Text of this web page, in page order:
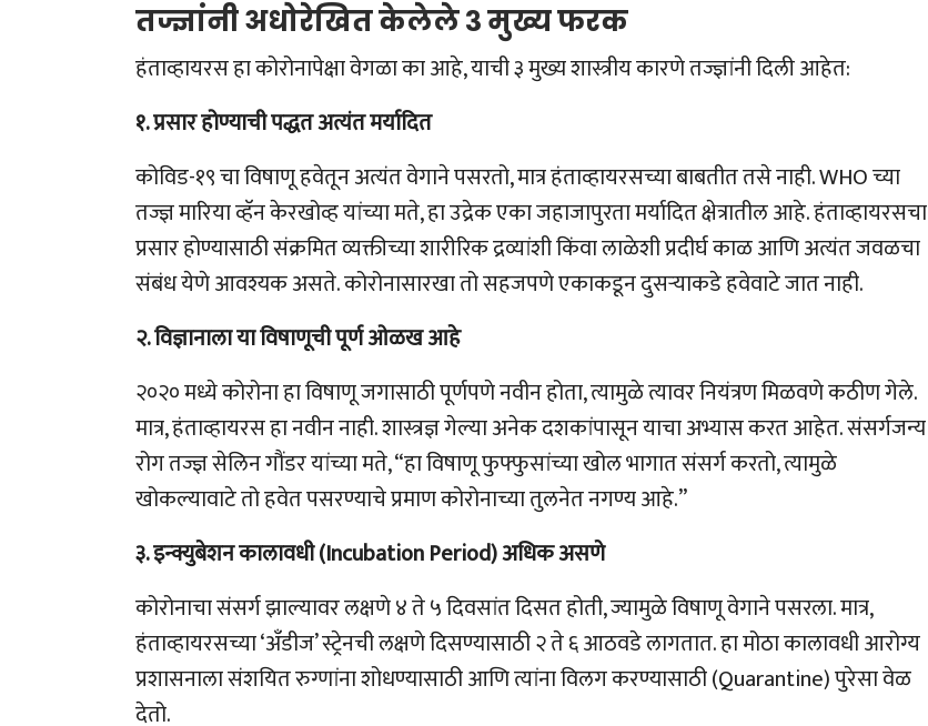
तज्ज्ञांनी अधोरेखित केलेले ३ मुख्य फरक
हंताव्हायरस हा कोरोनापेक्षा वेगळा का आहे, याची ३ मुख्य शास्त्रीय कारणे तज्ज्ञांनी दिली आहेत:
१. प्रसार होण्याची पद्धत अत्यंत मर्यादित
कोविड-१९ चा विषाणू हवेतून अत्यंत वेगाने पसरतो, मात्र हंताव्हायरसच्या बाबतीत तसे नाही. WHO च्या
तज्ज्ञ मारिया व्हॅन केरखोव्ह यांच्या मते, हा उद्रेक एका जहाजापुरता मर्यादित क्षेत्रातील आहे. हंताव्हायरसचा
प्रसार होण्यासाठी संक्रमित व्यक्तीच्या शारीरिक द्रव्यांशी किंवा लाळेशी प्रदीर्घ काळ आणि अत्यंत जवळचा
संबंध येणे आवश्यक असते. कोरोनासारखा तो सहजपणे एकाकडून दुसऱ्याकडे हवेवाटे जात नाही.
२. विज्ञानाला या विषाणूची पूर्ण ओळख आहे
२०२० मध्ये कोरोना हा विषाणू जगासाठी पूर्णपणे नवीन होता, त्यामुळे त्यावर नियंत्रण मिळवणे कठीण गेले.
मात्र, हंताव्हायरस हा नवीन नाही. शास्त्रज्ञ गेल्या अनेक दशकांपासून याचा अभ्यास करत आहेत. संसर्गजन्य
रोग तज्ज्ञ सेलिन गौंडर यांच्या मते, “हा विषाणू फुफ्फुसांच्या खोल भागात संसर्ग करतो, त्यामुळे
खोकल्यावाटे तो हवेत पसरण्याचे प्रमाण कोरोनाच्या तुलनेत नगण्य आहे.”
३. इन्क्युबेशन कालावधी (Incubation Period) अधिक असणे
कोरोनाचा संसर्ग झाल्यावर लक्षणे ४ ते ५ दिवसांत दिसत होती, ज्यामुळे विषाणू वेगाने पसरला. मात्र,
हंताव्हायरसच्या ‘अँडीज’ स्ट्रेनची लक्षणे दिसण्यासाठी २ ते ६ आठवडे लागतात. हा मोठा कालावधी आरोग्य
प्रशासनाला संशयित रुग्णांना शोधण्यासाठी आणि त्यांना विलग करण्यासाठी (Quarantine) पुरेसा वेळ
देतो.